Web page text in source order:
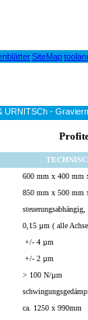
SiteMap
URNITSCh -
600 mm x 400 mm
850 mm x 500 mm
0,15 µm ( alle
+/- 4 µm
+/- 2 µm
> 100 N/µm
ca. 1250 x 990mm